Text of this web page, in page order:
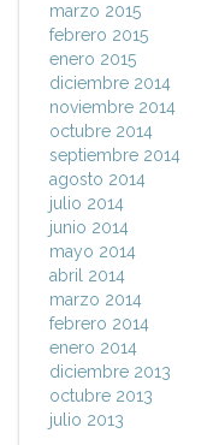
marzo 2015
febrero 2015
enero 2015
diciembre 2014
noviembre 2014
octubre 2014
septiembre 2014
agosto 2014
julio 2014
junio 2014
mayo 2014
abril 2014
marzo 2014
febrero 2014
enero 2014
diciembre 2013
octubre 2013
julio 2013